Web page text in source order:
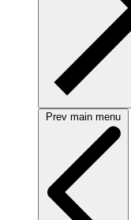
Prev main menu